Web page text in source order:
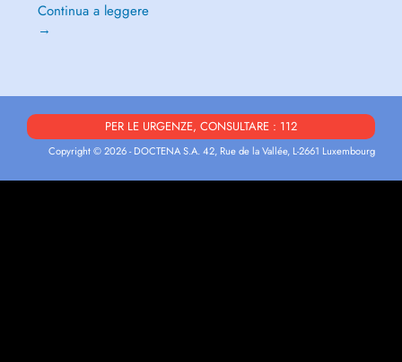
Continua a leggere
→
PER LE URGENZE, CONSULTARE : 112
Copyright © 2026 - DOCTENA S.A. 42, Rue de la Vallée, L-2661 Luxembourg